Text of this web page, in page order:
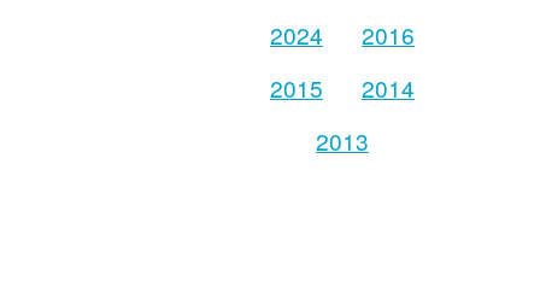
2024
2016
2015
2014
2013